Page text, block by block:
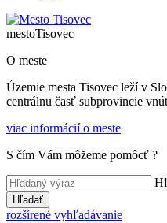
mestoTisovec
O meste
Územie mesta Tisovec leží v
centrálnu časť subprovincie
viac informácií o meste
S čím Vám môžeme pomôcť ?
Hľadať
rozšírené vyhľadávanie